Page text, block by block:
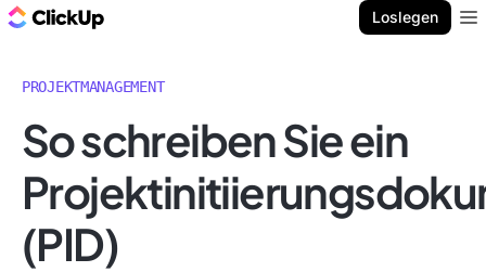
Loslegen
PROJEKTMANAGEMENT
So schreiben Sie ein
(PID)